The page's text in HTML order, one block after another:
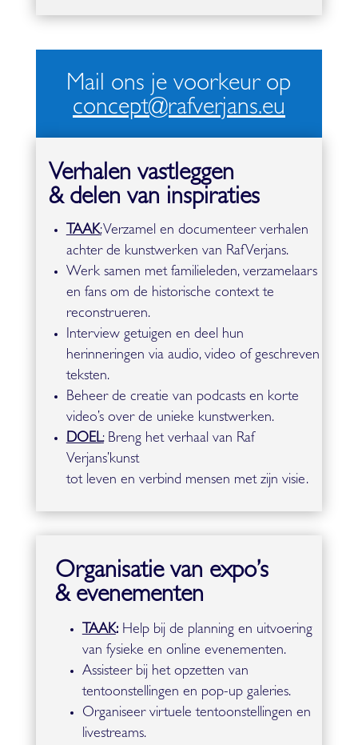
Mail ons je voorkeur op
concept@rafverjans.eu
Verhalen vastleggen
& delen van inspiraties
TAAK:Verzamel en documenteer verhalen
achter de kunstwerken van Raf Verjans.
Werk samen met familieleden, verzamelaars
en fans om de historische context te
reconstrueren.
Interview getuigen en deel hun
herinneringen via audio, video of geschreven
teksten.
Beheer de creatie van podcasts en korte
video’s over de unieke kunstwerken.
DOEL:Breng het verhaal van Raf
Verjans’kunst
tot leven en verbind mensen met zijn visie.
Organisatie van expo’s
& evenementen
TAAK:Help bij de planning en uitvoering
van fysieke en online evenementen.
Assisteer bij het opzetten van
tentoonstellingen en pop-up galeries.
Organiseer virtuele tentoonstellingen en
livestreams.